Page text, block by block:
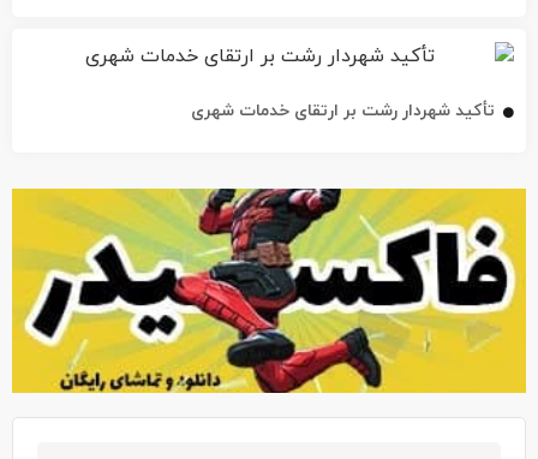
تأکید شهردار رشت بر ارتقای خدمات شهری